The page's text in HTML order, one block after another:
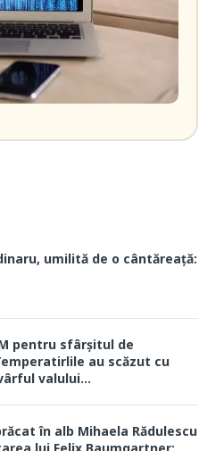
umilită de o cântăreață:
pentru sfârșitul de
au scăzut cu
valului...
în alb Mihaela Rădulescu